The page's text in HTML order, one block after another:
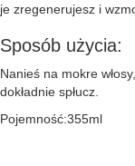
je zregenerujesz i
Sposób użycia:
Nanieś na mokre
dokładnie spłucz.
Pojemność:355ml